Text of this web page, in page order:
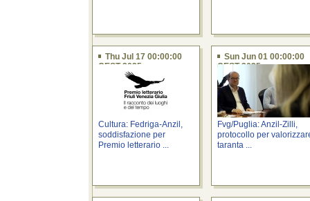
Thu Jul 17 00:00:00
CEST 2025
Cultura: Fedriga-Anzil,
soddisfazione per
Premio letterario ...
Sun Jun 01 00:00:00
CEST 2025
Fvg/Puglia: Anzil-Zilli,
protocollo per
taranta ...